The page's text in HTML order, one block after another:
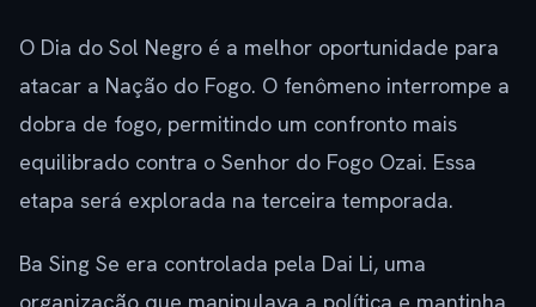
O Dia do Sol Negro é a melhor oportunidade para
atacar a Nação do Fogo. O fenômeno interrompe a
dobra de fogo, permitindo um confronto mais
equilibrado contra o Senhor do Fogo Ozai. Essa
etapa será explorada na terceira temporada.
Ba Sing Se era controlada pela Dai Li, uma